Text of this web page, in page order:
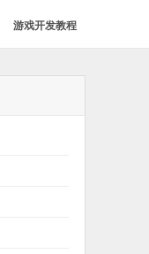
游戏开发教程